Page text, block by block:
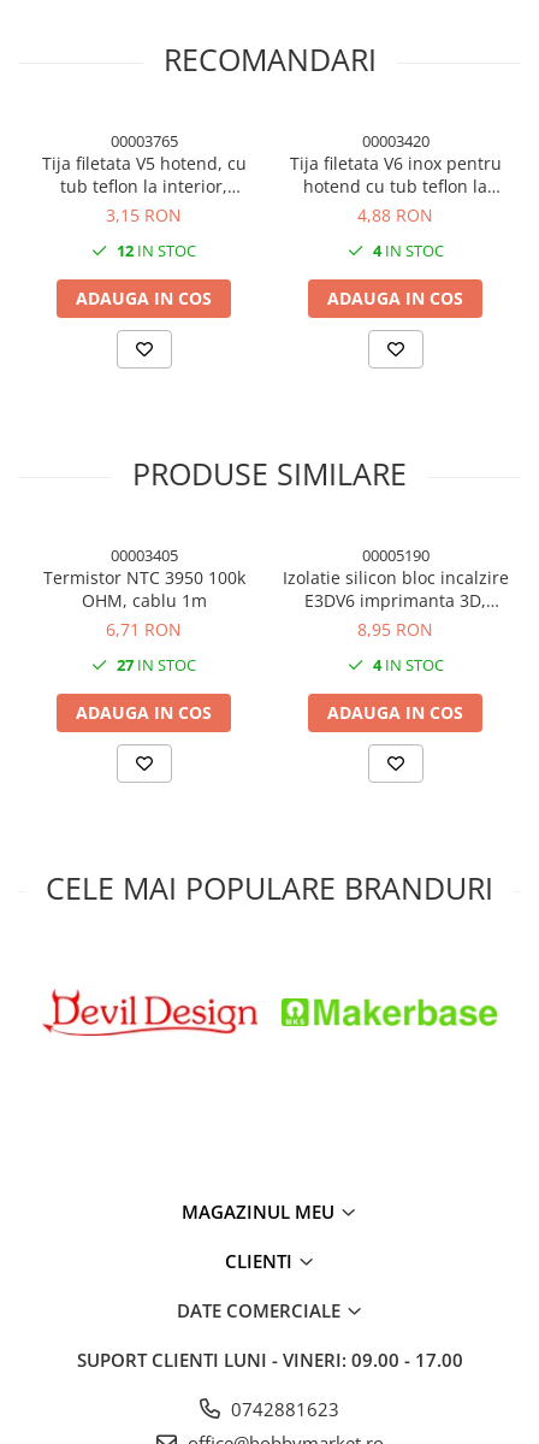
RECOMANDARI
00003765
Tija filetata V5 hotend, cu
tub teflon la interior,
M6x30, imprimanta 3D
3,15 RON
12 IN STOC
ADAUGA IN COS
00003420
Tija filetata V6 inox pentru
hotend cu tub teflon la
interior imprimanta 3D
4,88 RON
4IN STOC
ADAUGA IN COS
PRODUSE SIMILARE
00003405
Termistor NTC 3950 100k
OHM, cablu 1m
6,71 RON
27 IN STOC
ADAUGA IN COS
00005190
Izolatie silicon bloc incalzire
E3DV6 imprimanta 3D,
16x20x12mm
8,95 RON
4IN STOC
ADAUGA IN COS
CELE MAI POPULARE BRANDURI
MAGAZINUL MEU
CLIENTI
DATE COMERCIALE
SUPORT CLIENTI LUNI - VINERI: 09.00 - 17.00
0742881623